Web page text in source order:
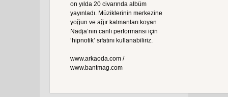
on yılda 20 civarında albüm
yayınladı. Müziklerinin merkezine
yoğun ve ağır katmanları koyan
Nadja’nın canlı performansı için
‘hipnotik’ sıfatını kullanabiliriz.
www.arkaoda.com /
www.bantmag.com